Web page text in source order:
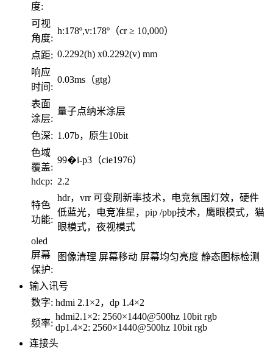
度:
可视
角度:
h:178º,v:178º（cr ≥ 10,000）
点距: 0.2292(h) x0.2292(v) mm
响应
时间:
0.03ms（gtg）
表面
涂层:
量子点纳米涂层
色深: 1.07b，原生10bit
色域
覆盖:
99�i-p3（cie1976）
hdcp: 2.2
特色
功能:
hdr，vrr 可变刷新率技术，电竞氛围灯效，硬件
低蓝光，电竞准星，pip /pbp技术，鹰眼模式，猫
眼模式，夜视模式
oled
屏幕
保护:
图像清理 屏幕移动 屏幕均匀亮度 静态图标检测
输入讯号
数字: hdmi 2.1×2，dp 1.4×2
频率:
hdmi2.1×2: 2560×1440@500hz 10bit rgb
dp1.4×2: 2560×1440@500hz 10bit rgb
连接头